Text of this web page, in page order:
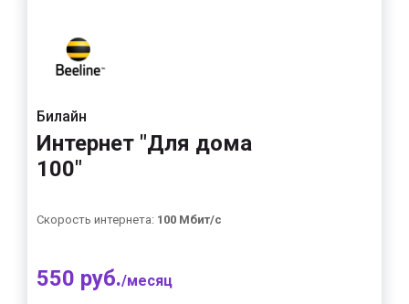
Билайн
Интернет "Для дома
100"
Скорость интернета: 100 Мбит/с
550 руб./месяц